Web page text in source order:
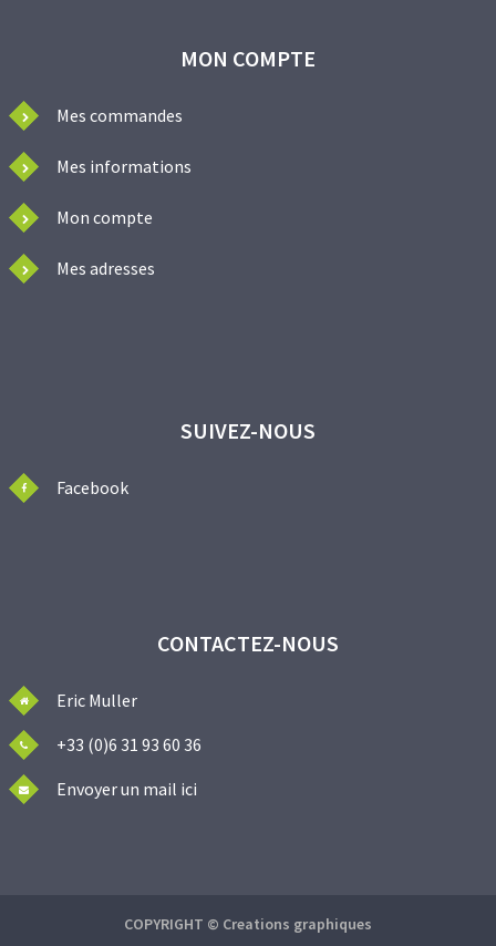
MON COMPTE
Mes commandes
Mes informations
Mon compte
Mes adresses
SUIVEZ-NOUS
Facebook
CONTACTEZ-NOUS
Eric Muller
+33 (0)6 31 93 60 36
Envoyer un mail ici
COPYRIGHT © Creations graphiques